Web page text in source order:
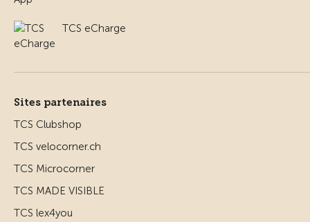
TCS eCharge
Sites partenaires
TCS Clubshop
TCS velocorner.ch
TCS Microcorner
TCS MADE VISIBLE
TCS lex4you